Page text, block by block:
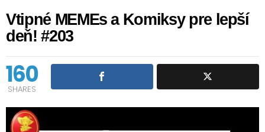
Vtipné MEMEs a Komiksy pre lepší
deň! #203
160
SHARES